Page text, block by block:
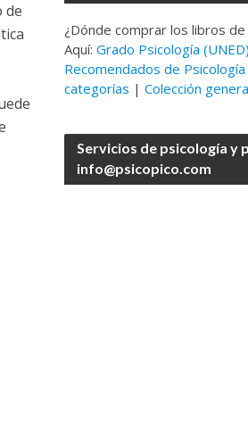
de
¿Dónde comprar los libros de
Aquí:Grado Psicología (UNED)
Recomendados de Psicología
categorías |Colección
Servicios de psicología y
info@psicopico.com